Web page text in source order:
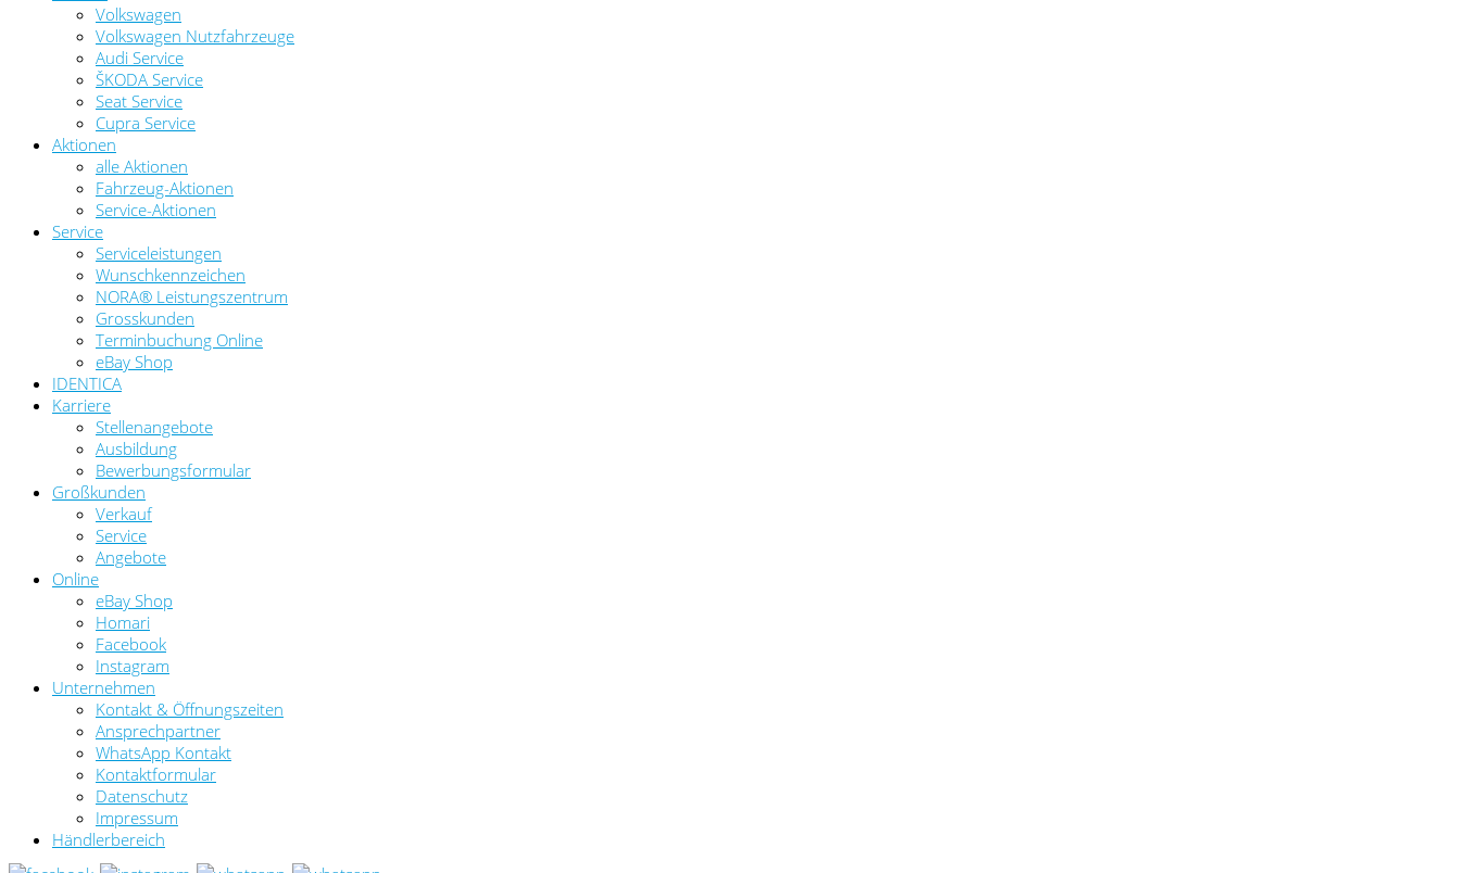
Volkswagen
Volkswagen Nutzfahrzeuge
Audi Service
ŠKODA Service
Seat Service
Cupra Service
Aktionen
alle Aktionen
Fahrzeug-Aktionen
Service-Aktionen
Service
Serviceleistungen
Wunschkennzeichen
NORA® Leistungszentrum
Grosskunden
Terminbuchung Online
eBay Shop
IDENTICA
Karriere
Stellenangebote
Ausbildung
Bewerbungsformular
Großkunden
Verkauf
Service
Angebote
Online
eBay Shop
Homari
Facebook
Instagram
Unternehmen
Kontakt & Öffnungszeiten
Ansprechpartner
WhatsApp Kontakt
Kontaktformular
Datenschutz
Impressum
Händlerbereich